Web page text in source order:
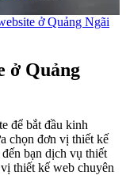
ở Quảng Ngãi
ở Quảng
để bắt đầu kinh
chọn đơn vị thiết kế
bạn dịch vụ thiết
thiết kế web chuyên